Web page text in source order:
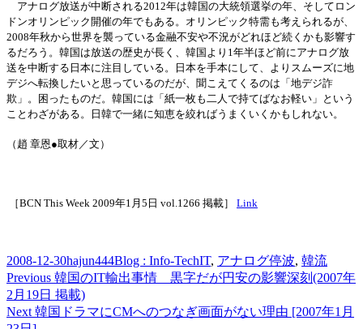
アナログ放送が中断される2012年は韓国の大統領選挙の年、そしてロン
ドンオリンピック開催の年でもある。オリンピック特需も考えられるが、
2008年秋から世界を襲っている金融不安や不況がどれほど続 くかも影響す
るだろう。韓国 は放送の歴史が長く、韓国 より 1年半ほど前にアナログ放
送を中断する日本に注目している。日本を手本にして、よりスムーズに地
デジへ転換したいと思っているのだが、聞こえてくるのは「地デジ詐
欺」。困ったものだ。韓国 には「紙一枚も二人で持てばなお軽い」という
ことわざがある。日韓で一緒に知恵を絞ればうまくいくかもしれない。
（趙 章恩●取材／文）
［BCN This Week 2009年1月5日 vol.1266 掲載］ Link
Posted
on
2008-12-30Author
hajun444Categories
Blog : Info-TechTags
IT, アナログ停波, 韓流
Post
navigation
Previous Previous
post:
韓国のIT輸出事情 黒字だが円安の影響深刻(2007年
2月19日 掲載)
Next Next
post:
韓国ドラマにCMへのつなぎ画面がない理由 [2007年1月